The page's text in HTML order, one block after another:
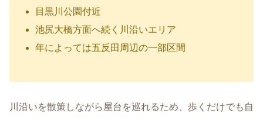
目黒川公園付近
池尻大橋方面へ続く川沿いエリア
年によっては五反田周辺の一部区間
川沿いを散策しながら屋台を巡れるため、歩くだけでも自